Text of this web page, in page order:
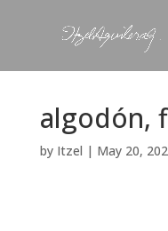
algodón,
by Itzel | May 20,